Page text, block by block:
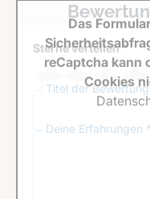
Sterne verteilen *
Titel der Bewertung
Deine Erfahrungen *
Das
reCaptcha kann
Cookies